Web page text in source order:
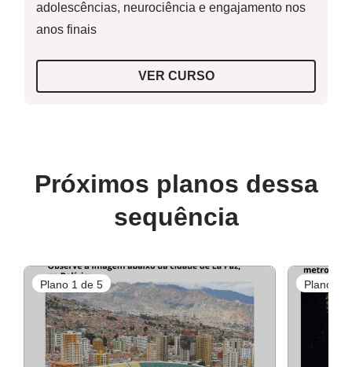
adolescências, neurociência e engajamento nos
anos finais
VER CURSO
Próximos planos dessa
sequência
Plano 1 de 5 Plano 2